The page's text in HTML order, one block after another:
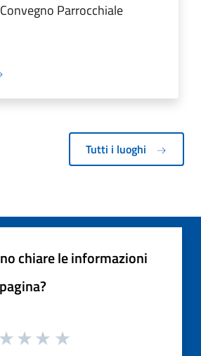
Parrocchiale
Tutti i luoghi
chiare le informazioni